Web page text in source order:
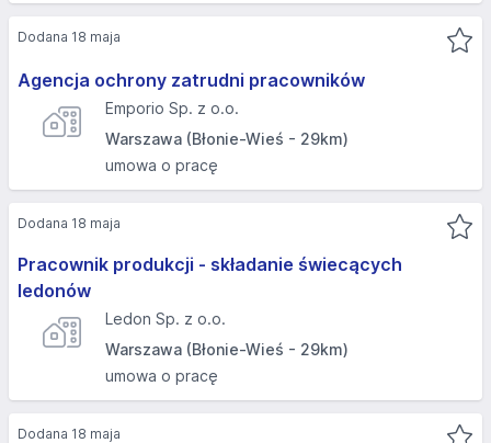
Agencja ochrony zatrudni pracowników
Emporio Sp. z o.o.
Warszawa (Błonie-Wieś - 29km)
umowa o pracę
Dodana 18 maja
Pracownik produkcji - składanie świecących
ledonów
Ledon Sp. z o.o.
Warszawa (Błonie-Wieś - 29km)
umowa o pracę
Dodana 18 maja
Dodana 18 maja